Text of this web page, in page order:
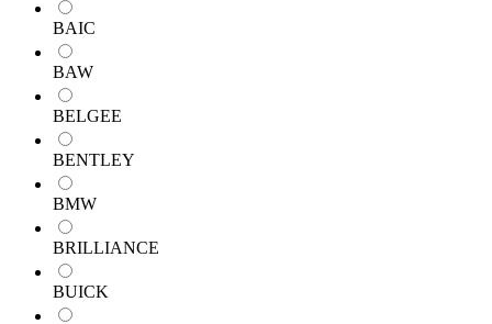
BAIC
BAW
BELGEE
BENTLEY
BMW
BRILLIANCE
BUICK